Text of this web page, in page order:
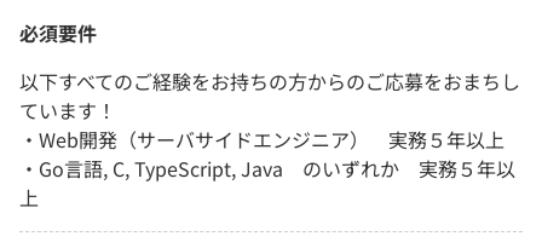
必須要件
以下すべてのご経験をお持ちの方からのご応募をおまちし
ています！
・Web開発（サーバサイドエンジニア） 実務５年以上
・Go言語, C, TypeScript, Java のいずれか 実務５年以
上